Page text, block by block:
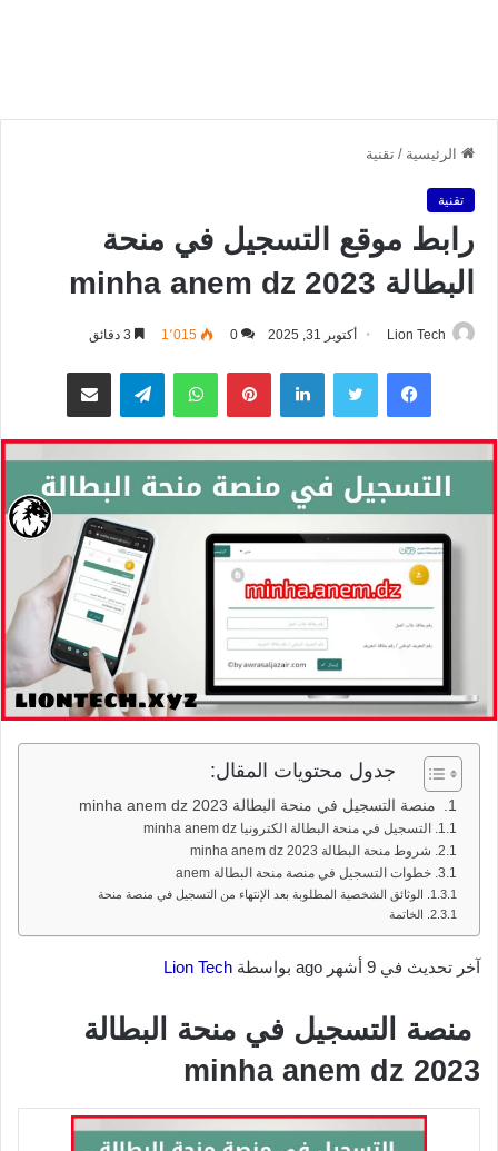
الرئيسية / تقنية
تقنية
رابط موقع التسجيل في منحة
البطالة 2023 minha anem dz
Lion Tech أكتوبر 31, 2025 0 1٬015
فيسبوك تويتر لينكدإن بينتيريستواتساب تيلقرام مشاركة عبر البريد
جدول محتويات المقال:
منصة التسجيل في منحة البطالة 2023 minha anem dz
التسجيل في منحة البطالة الكترونيا minha anem dz
شروط منحة البطالة 2023 minha anem dz
خطوات التسجيل في منصة منحة البطالة anem
الوثائق الشخصية المطلوبة بعد الإنتهاء من التسجيل في منصة منحة
الخاتمة
آخر تحديث في 9 أشهر ago بواسطة Lion Tech
منصة التسجيل في منحة البطالة
2023 minha anem dz